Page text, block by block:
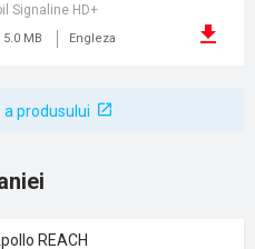
5.0 MB Engleza
Signaline HD+
a produsului
REACH